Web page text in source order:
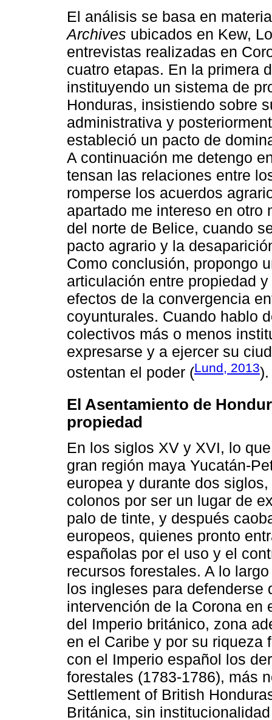
El análisis se basa en
Archives ubicados en Kew,
entrevistas realizadas en
cuatro etapas. En la primera
instituyendo un sistema de
Honduras, insistiendo sobre
administrativa y
estableció un pacto de
A continuación me detengo
tensan las relaciones entre
romperse los acuerdos
apartado me intereso en otro
del norte de Belice, cuando
pacto agrario y la
Como conclusión, propongo
articulación entre propiedad
efectos de la convergencia
coyunturales. Cuando hablo
colectivos más o menos
expresarse y a ejercer su
ostentan el poder (Lund, 2013).
El Asentamiento de
propiedad
En los siglos XV y XVI, lo
gran región maya Yucatán-
europea y durante dos
colonos por ser un lugar de
palo de tinte, y después
europeos, quienes pronto
españolas por el uso y el
recursos forestales. A lo
los ingleses para defenderse
intervención de la Corona en
del Imperio británico, zona
en el Caribe y por su riqueza
con el Imperio español los
forestales (1783-1786), más
Settlement of British
Británica, sin